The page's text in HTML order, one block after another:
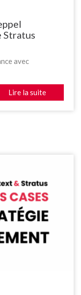
Stratus
avec
Lire la suite